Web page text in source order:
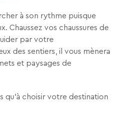
un hôtel...
à son rythme puisque
Chaussez vos chaussures de
par votre
des sentiers, il vous mènera
et paysages de
qu’à choisir votre destination